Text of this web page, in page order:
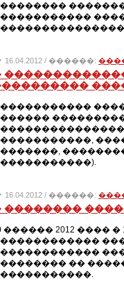
16.04.2012 / ������:
16.04.2012 / ������:
��������
������ 2012
��